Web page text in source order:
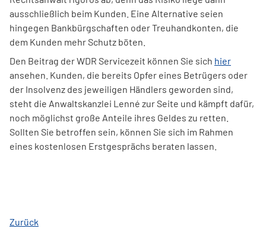
ausschließlich beim Kunden. Eine Alternative seien
hingegen Bankbürgschaften oder Treuhandkonten, die
dem Kunden mehr Schutz böten.
Den Beitrag der WDR Servicezeit können Sie sich hier
ansehen. Kunden, die bereits Opfer eines Betrügers oder
der Insolvenz des jeweiligen Händlers geworden sind,
steht die Anwaltskanzlei Lenné zur Seite und kämpft dafür,
noch möglichst große Anteile ihres Geldes zu retten.
Sollten Sie betroffen sein, können Sie sich im Rahmen
eines kostenlosen Erstgesprächs beraten lassen.
Zurück